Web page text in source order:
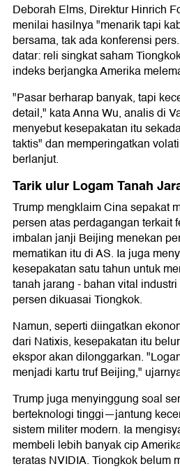
Deborah Elms, Direktur Hinrich
menilai hasilnya "menarik tapi
bersama, tak ada konferensi
datar: reli singkat saham
indeks berjangka Amerika
"Pasar berharap banyak, tapi
detail," kata Anna Wu, analis di
menyebut kesepakatan itu
taktis" dan memperingatkan
berlanjut.
Tarik ulur Logam Tanah
Trump mengklaim Cina sepakat
persen atas perdagangan terkait
imbalan janji Beijing menekan
mematikan itu di AS. Ia juga
kesepakatan satu tahun untuk
tanah jarang - bahan vital
persen dikuasai Tiongkok.
Namun, seperti diingatkan
dari Natixis, kesepakatan itu
ekspor akan dilonggarkan.
menjadi kartu truf Beijing,"
Trump juga menyinggung soal
berteknologi tinggi—jantung
sistem militer modern. Ia
membeli lebih banyak cip
teratas NVIDIA. Tiongkok belum